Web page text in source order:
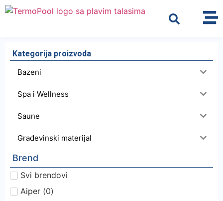
Kategorija proizvoda
Bazeni
Spa i Wellness
Saune
Građevinski materijal
Brend
Svi brendovi
Aiper (0)